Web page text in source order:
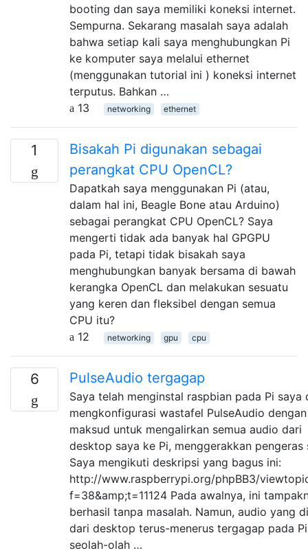
booting dan saya memiliki koneksi internet.
Sempurna. Sekarang masalah saya adalah
bahwa setiap kali saya menghubungkan Pi
ke komputer saya melalui ethernet
(menggunakan tutorial ini ) koneksi internet
terputus. Bahkan …
13
networking ethernet
1
Bisakah Pi digunakan sebagai
perangkat CPU OpenCL?
Dapatkah saya menggunakan Pi (atau,
dalam hal ini, Beagle Bone atau Arduino)
sebagai perangkat CPU OpenCL? Saya
mengerti tidak ada banyak hal GPGPU
pada Pi, tetapi tidak bisakah saya
menghubungkan banyak bersama di bawah
kerangka OpenCL dan melakukan sesuatu
yang keren dan fleksibel dengan semua
CPU itu?
12
networking gpu cpu
6 PulseAudio tergagap
Saya telah menginstal raspbian pada Pi saya
mengkonfigurasi wastafel PulseAudio dengan
maksud untuk mengalirkan semua audio dari
desktop saya ke Pi, menggerakkan pengeras
Saya mengikuti deskripsi yang bagus ini:
http://www.raspberrypi.org/phpBB3/
f=38&amp;t=11124 Pada awalnya, ini
berhasil tanpa masalah. Namun, audio yang
dari desktop terus-menerus tergagap pada
seolah-olah …